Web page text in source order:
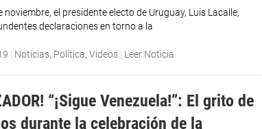
noviembre, el presidente electo de Uruguay, Luis Lacalle,
declaraciones en torno a la
| Noticias, Política,Videos | Leer Noticia
“¡Sigue Venezuela!”: El grito de
durante la celebración de la